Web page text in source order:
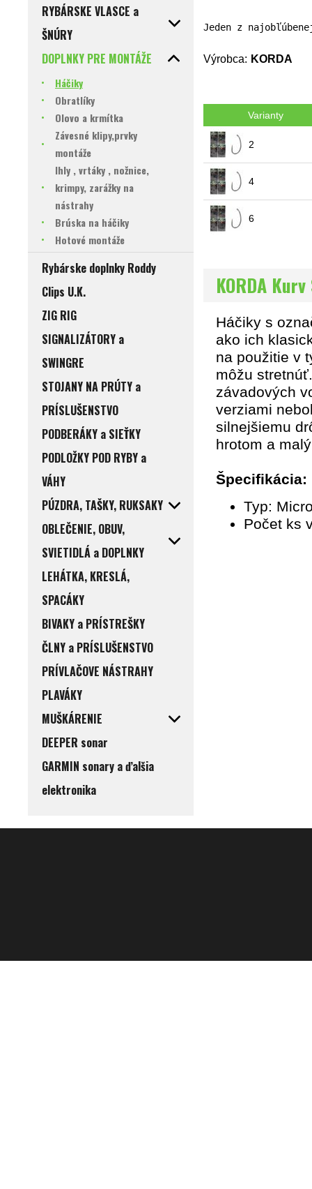
RYBÁRSKE VLASCE a
ŠNÚRY
DOPLNKY PRE MONTÁŽE
Háčiky
Obratlíky
Olovo a krmítka
Závesné klipy,prvky
montáže
Ihly , vrtáky , nožnice,
krimpy, zarážky na
nástrahy
Brúska na háčiky
Hotové montáže
Rybárske doplnky Roddy
Clips U.K.
ZIG RIG
SIGNALIZÁTORY a
SWINGRE
STOJANY NA PRÚTY a
PRÍSLUŠENSTVO
PODBERÁKY a SIEŤKY
PODLOŽKY POD RYBY a
VÁHY
PÚZDRA, TAŠKY, RUKSAKY
OBLEČENIE, OBUV,
SVIETIDLÁ a DOPLNKY
LEHÁTKA, KRESLÁ,
SPACÁKY
BIVAKY a PRÍSTREŠKY
ČLNY a PRÍSLUŠENSTVO
PRÍVLAČOVE NÁSTRAHY
PLAVÁKY
MUŠKÁRENIE
DEEPER sonar
GARMIN sonary a ďalšia
elektronika
Jeden z
Výrobca: KORDA
Varianty
2
4
6
KORDA
Háčiky s
ako ich
na použitie v
môžu
závadových
verziami
silnejšiemu
hrotom a
Špecifikácia:
Typ:
Počet ks